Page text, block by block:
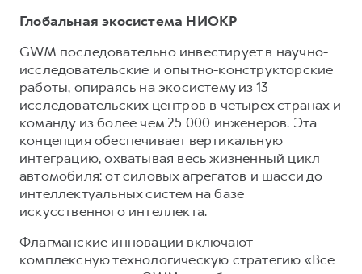
Глобальная экосистема НИОКР
GWM последовательно инвестирует в научно-
исследовательские и опытно-конструкторские
работы, опираясь на экосистему из 13
исследовательских центров в четырех странах и
команду из более чем 25 000 инженеров. Эта
концепция обеспечивает вертикальную
интеграцию, охватывая весь жизненный цикл
автомобиля: от силовых агрегатов и шасси до
интеллектуальных систем на базе
искусственного интеллекта.
Флагманские инновации включают
комплексную технологическую стратегию «Все